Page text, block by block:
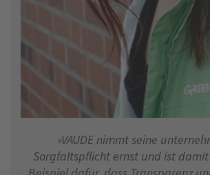
»VAUDE nimmt seine
Sorgfaltspflicht ernst und ist